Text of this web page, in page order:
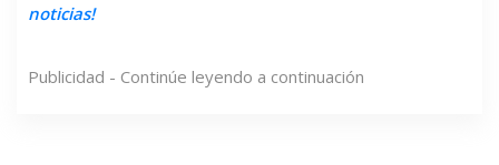
noticias!
Publicidad - Continúe leyendo a continuación